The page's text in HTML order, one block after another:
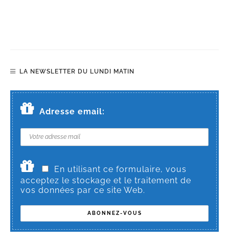
LA NEWSLETTER DU LUNDI MATIN
Adresse email:
En utilisant ce formulaire, vous
acceptez le stockage et le traitement de
vos données par ce site Web.